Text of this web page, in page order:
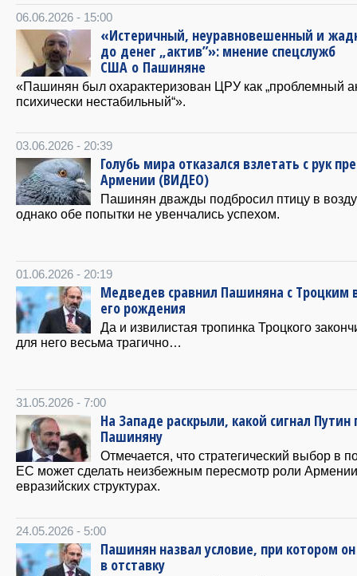
06.06.2026 - 15:00
«Истеричный, неуравновешенный и
до денег „актив”»: мнение спецслужб
США о Пашиняне
«Пашинян был охарактеризован ЦРУ как „проблемный
психически нестабильный“».
03.06.2026 - 20:39
Голубь мира отказался взлетать с рук
Армении (ВИДЕО)
Пашинян дважды подбросил птицу в
однако обе попытки не увенчались успехом.
01.06.2026 - 20:19
Медведев сравнил Пашиняна с Троцким
его рождения
Да и извилистая тропинка Троцкого
для него весьма трагично…
31.05.2026 - 7:00
На Западе раскрыли, какой сигнал Путин
Пашиняну
Отмечается, что стратегический выбор в
ЕС может сделать неизбежным пересмотр роли
евразийских структурах.
24.05.2026 - 5:00
Пашинян назвал условие, при котором
в отставку